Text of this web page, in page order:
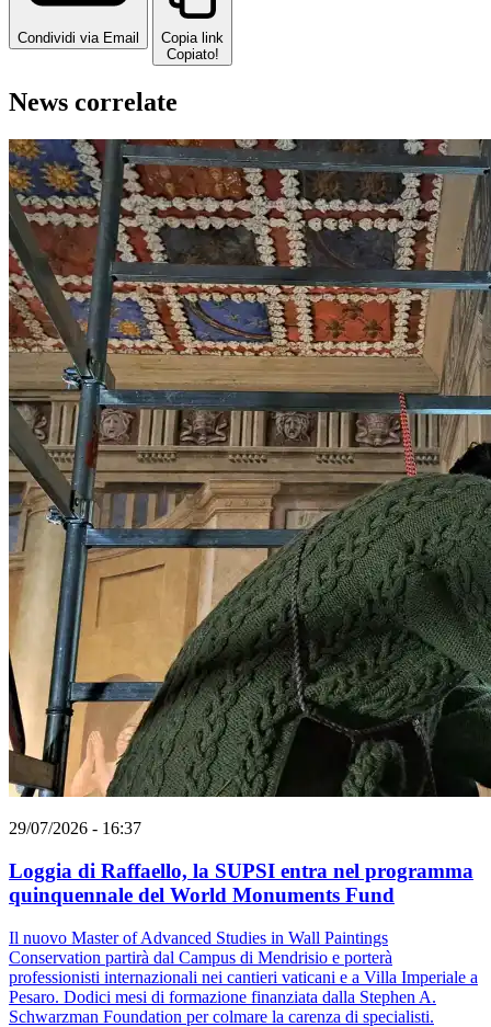
Condividi via Email
Copia link
Copiato!
News correlate
29/07/2026 - 16:37
Loggia di Raffaello, la SUPSI entra nel programma
quinquennale del World Monuments Fund
Il nuovo Master of Advanced Studies in Wall Paintings
Conservation partirà dal Campus di Mendrisio e porterà
professionisti internazionali nei cantieri vaticani e a Villa Imperiale a
Pesaro. Dodici mesi di formazione finanziata dalla Stephen A.
Schwarzman Foundation per colmare la carenza di specialisti.